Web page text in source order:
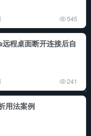
545
程桌面断开连接后自
241
用法案例